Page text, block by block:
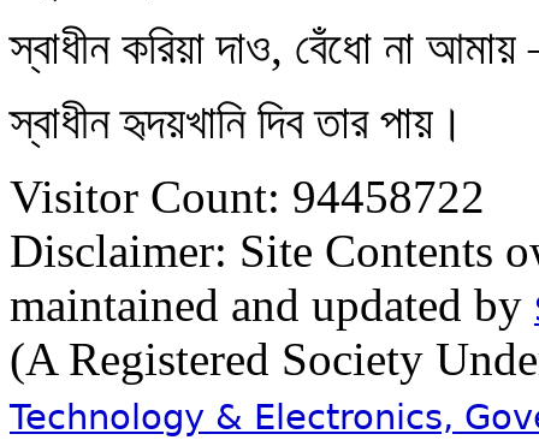
স্বাধীন করিয়া দাও, বেঁধো না
স্বাধীন হৃদয়খানি দিব তার পায়।
Visitor Count: 94458722
Disclaimer: Site Contents
maintained and updated by
(A Registered Society
Technology & Electronics,